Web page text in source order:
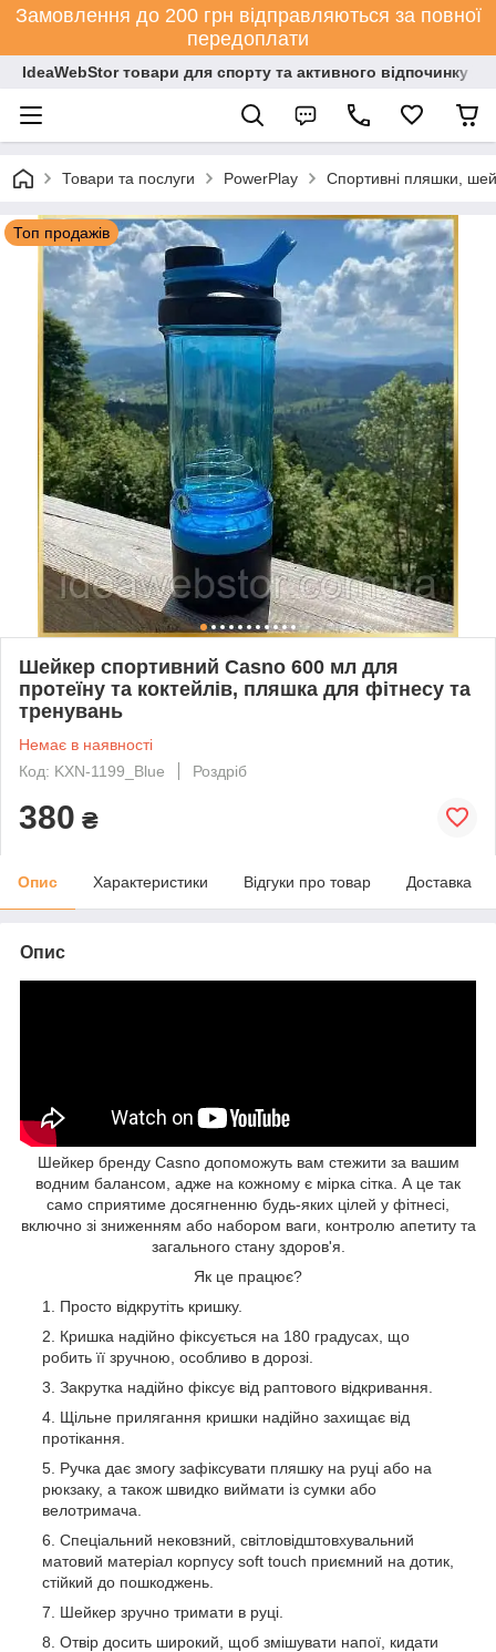
Замовлення до 200 грн відправляються за повної
передоплати
IdeaWebStor товари для спорту та активного відпочинку
Товари та послуги PowerPlay Спортивні пляшки,
Топ продажів
Шейкер спортивний Casno 600 мл для
протеїну та коктейлів, пляшка для фітнесу та
тренувань
Немає в наявності
Код: KXN-1199_Blue
Роздріб
380 ₴
Опис Характеристики Відгуки про товар Доставка
Опис
Шейкер бренду Casno допоможуть вам стежити за вашим
водним балансом, адже на кожному є мірка сітка. А це так
само сприятиме досягненню будь-яких цілей у фітнесі,
включно зі зниженням або набором ваги, контролю апетиту та
загального стану здоров'я.
Як це працює?
Просто відкрутіть кришку.
Кришка надійно фіксується на 180 градусах, що
робить її зручною, особливо в дорозі.
Закрутка надійно фіксує від раптового відкривання.
Щільне прилягання кришки надійно захищає від
протікання.
Ручка дає змогу зафіксувати пляшку на руці або на
рюкзаку, а також швидко виймати із сумки або
велотримача.
Спеціальний нековзний, світловідштовхувальний
матовий матеріал корпусу soft touch приємний на дотик,
стійкий до пошкоджень.
Шейкер зручно тримати в руці.
Отвір досить широкий, щоб змішувати напої, кидати